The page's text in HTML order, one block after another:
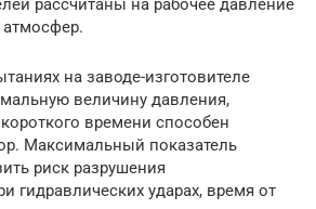
на заводе-изготовителе
величину давления,
времени способен
Максимальный показатель
риск разрушения
гидравлических ударах, время от